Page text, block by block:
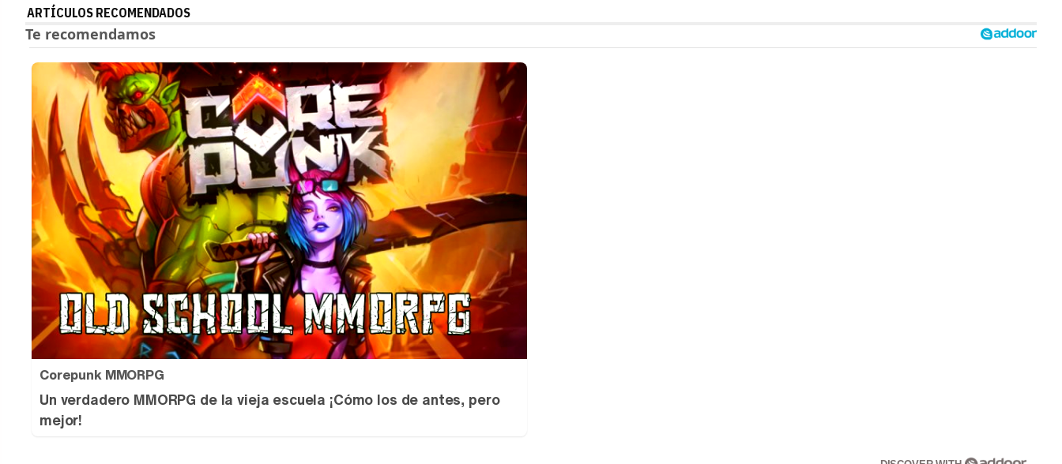
ARTÍCULOS RECOMENDADOS
Corepunk MMORPG
Un verdadero MMORPG de la vieja escuela ¡Cómo los de antes, pero
mejor!